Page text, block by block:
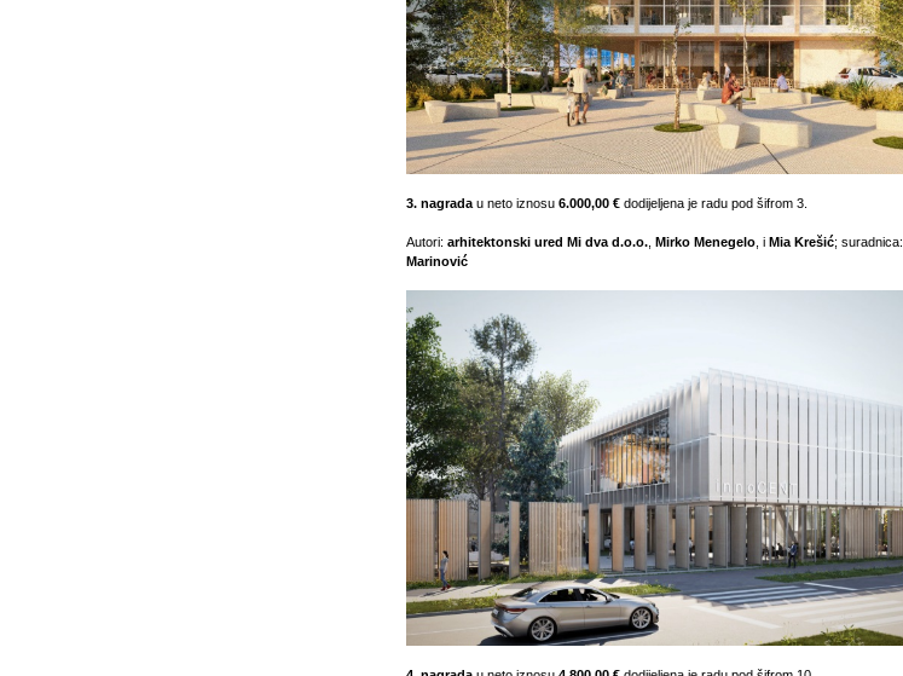
3. nagrada u neto iznosu 6.000,00 € dodijeljena je radu pod šifrom 3.
Autori: arhitektonski ured Mi dva d.o.o. Mirko Menegelo , i Mia Krešić; suradnica:
Marinović